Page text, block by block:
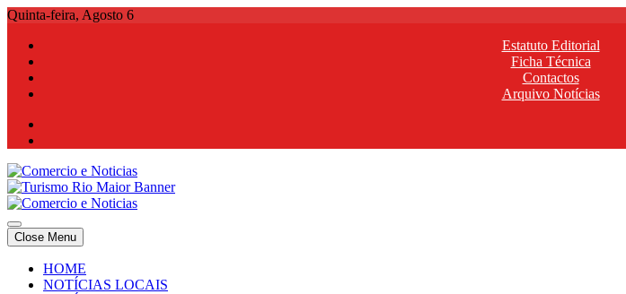
Skip
content
Quinta-feira, Agosto 6
Estatuto Editorial
Ficha Técnica
Contactos
Arquivo Notícias
Comercio e Noticias
Notícias e Publicidade Online
Comercio e Noticias
Notícias e Publicidade Online
Close Menu
HOME
NOTÍCIAS LOCAIS